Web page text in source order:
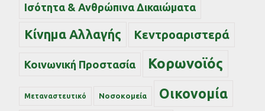
Ισότητα & Ανθρώπινα Δικαιώματα
Κίνημα Αλλαγής Κεντροαριστερά
Κοινωνική Προστασία Κορωνοϊός
Μεταναστευτικό Νοσοκομεία Οικονομία